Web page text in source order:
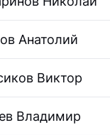
Анатолий
Виктор
Владимир